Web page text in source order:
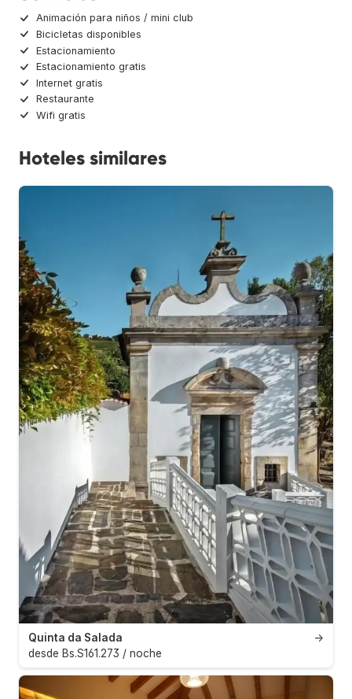
Animación para niños / mini club
Bicicletas disponibles
Estacionamiento
Estacionamiento gratis
Internet gratis
Restaurante
Wifi gratis
Hoteles similares
→
Quinta da Salada
desde Bs.S161.273 / noche